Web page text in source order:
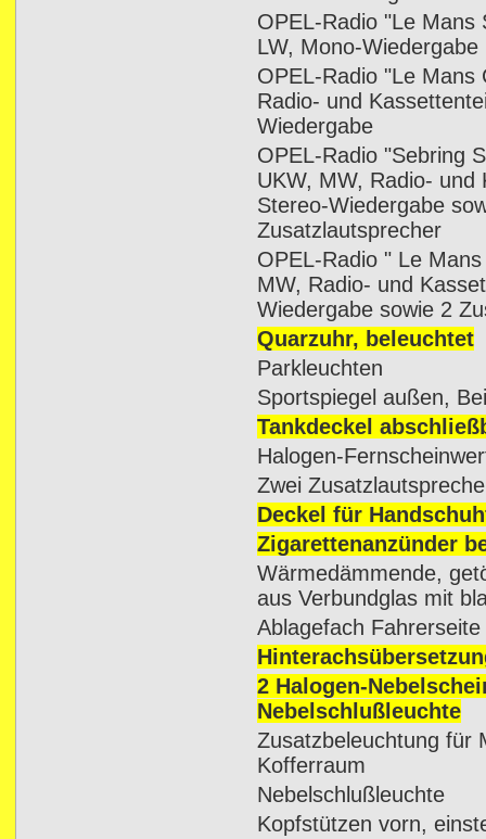
OPEL-Radio "Le Mans
LW, Mono-
OPEL-Radio "Le Mans
Radio- und
Wiedergabe
OPEL-Radio "Sebring
UKW, MW, Radio- und
Stereo-Wiedergabe
Zusatzlautsprecher
OPEL-Radio " Le
MW, Radio- und
Wiedergabe sowie 2
Quarzuhr, beleuchtet
Parkleuchten
Sportspiegel außen,
Tankdeckel
Halogen-
Zwei
Deckel für
Zigarettenanzünder
Wärmedämmende,
aus Verbundglas mit
Ablagefach Fahrerseite
2 Halogen-
Nebelschlußleuchte
Zusatzbeleuchtung für
Kofferraum
Nebelschlußleuchte
Kopfstützen vorn,